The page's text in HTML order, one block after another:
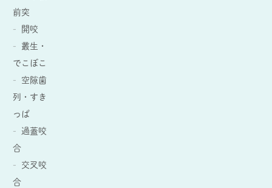
前突
開咬
叢生・
でこぼこ
空隙歯
列・すき
っぱ
過蓋咬
合
交叉咬
合